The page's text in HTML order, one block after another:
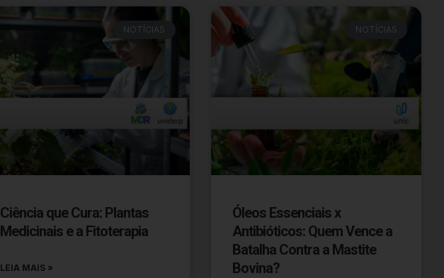
NOTÍCIAS
Ciência que Cura: Plantas
Medicinais e a Fitoterapia
LEIA MAIS »
NOTÍCIAS
Óleos Essenciais x
Antibióticos: Quem Vence a
Batalha Contra a Mastite
Bovina?